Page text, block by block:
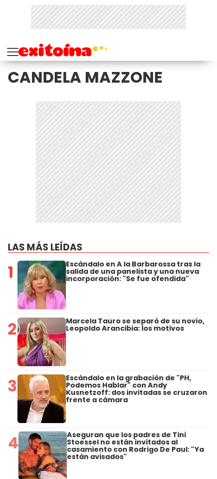
CANDELA MAZZONE
LAS MÁS LEÍDAS
1 Escándalo en A la Barbarossa tras la
salida de una panelista y una nueva
incorporación: "Se fue ofendida"
2 Marcela Tauro se separó de su novio,
Leopoldo Arancibia: los motivos
3 Escándalo en la grabación de "PH,
Podemos Hablar" con Andy
Kusnetzoff: dos invitadas se cruzaron
frente a cámara
4 Aseguran que los padres de Tini
Stoessel no están invitados al
casamiento con Rodrigo De Paul: "Ya
están avisados"